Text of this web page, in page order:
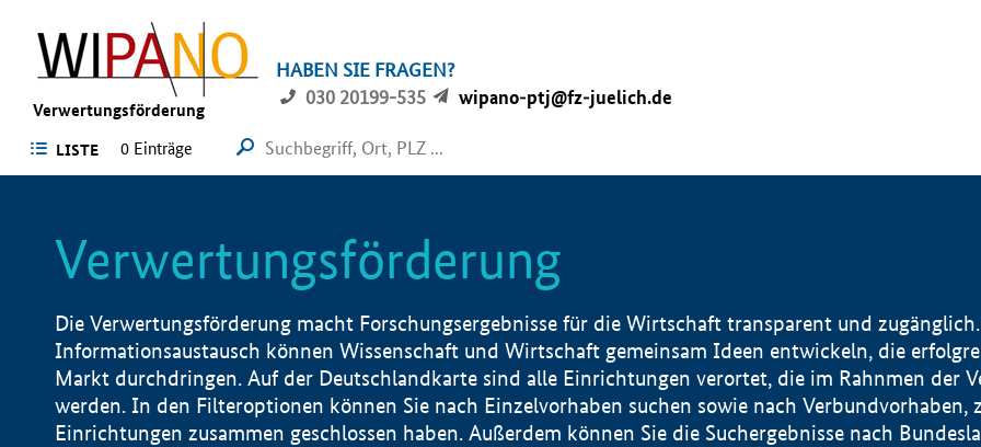
Verwertungsförderung
HABEN SIE FRAGEN?
030 20199-535
wipano-ptj@fz-juelich.de
LISTE 0 Einträge
Verwertungsförderung
Die Verwertungsförderung macht Forschungsergebnisse für die Wirtschaft transparent und
Informationsaustausch können Wissenschaft und Wirtschaft gemeinsam Ideen entwickeln, die
Markt durchdringen. Auf der Deutschlandkarte sind alle Einrichtungen verortet, die im Rahnmen der
werden. In den Filteroptionen können Sie nach Einzelvorhaben suchen sowie nach Verbundvorhaben,
Einrichtungen zusammen geschlossen haben. Außerdem können Sie die Suchergebnisse nach